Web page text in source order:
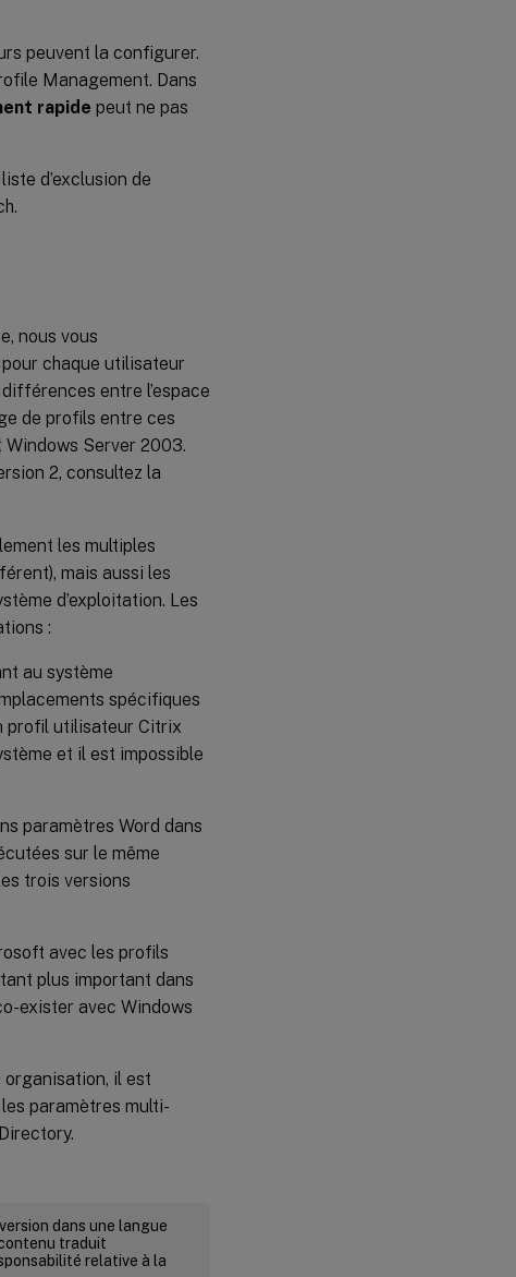
peuvent la configurer.
Management. Dans
rapide peut ne pas
d’exclusion de
nous vous
chaque utilisateur
entre l’espace
de profils entre ces
Server 2003.
2, consultez la
les multiples
mais aussi les
d’exploitation. Les
:
au système
spécifiques
profil utilisateur Citrix
et il est impossible
paramètres Word dans
sur le même
trois versions
avec les profils
plus important dans
exister avec Windows
il est
paramètres multi-
dans une langue
traduit
relative à la